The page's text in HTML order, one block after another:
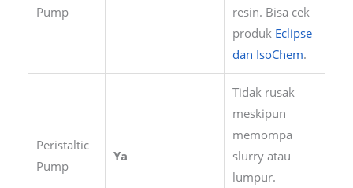
Pump
resin. Bisa cek
produk Eclipse
dan IsoChem.
Peristaltic
Pump
Ya
Tidak rusak
meskipun
memompa
slurry atau
lumpur.